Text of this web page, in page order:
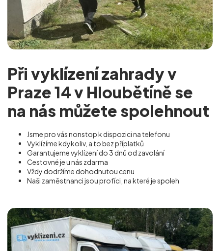
Při vyklízení zahrady v
Praze 14 v Hloubětíně se
na nás můžete spolehnout
Jsme pro vás nonstop k dispozici na telefonu
Vyklízíme kdykoliv, a to bez příplatků
Garantujeme vyklízení do 3 dnů od zavolání
Cestovné je u nás zdarma
Vždy dodržíme dohodnutou cenu
Naši zaměstnanci jsou profíci, na které je spoleh